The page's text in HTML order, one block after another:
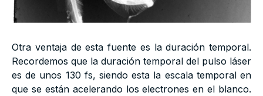
Otra ventaja de esta fuente es la duración temporal.
Recordemos que la duración temporal del pulso láser
es de unos 130 fs, siendo esta la escala temporal en
que se están acelerando los electrones en el blanco.